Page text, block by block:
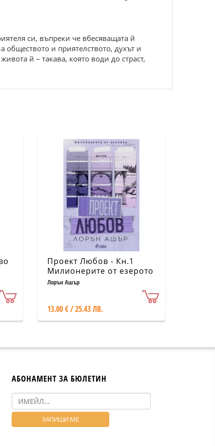
си, въпреки че вбесяващата й
обществото и приятелството, духът и
й – такава, която води до страст,
Проект Любов - Кн.1
Милионерите от езерото
Лорън Ашър
13.00 € / 25.43 ЛВ.
АБОНАМЕНТ ЗА БЮЛЕТИН